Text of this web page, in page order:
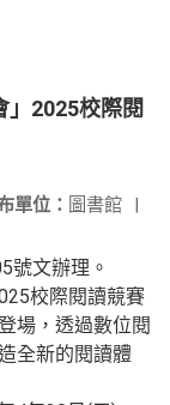
」2025校際閱
單位： 圖書館 |
號文辦理。
校際閱讀競賽
場，透過數位閱
全新的閱讀體